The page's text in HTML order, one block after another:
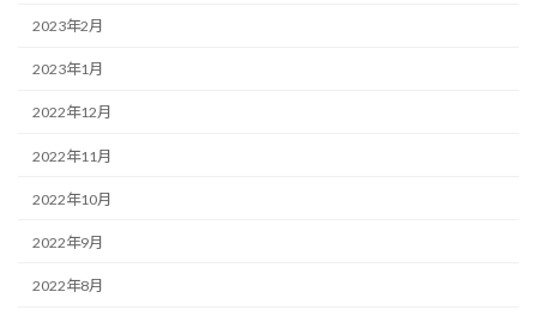
2023年2月
2023年1月
2022年12月
2022年11月
2022年10月
2022年9月
2022年8月